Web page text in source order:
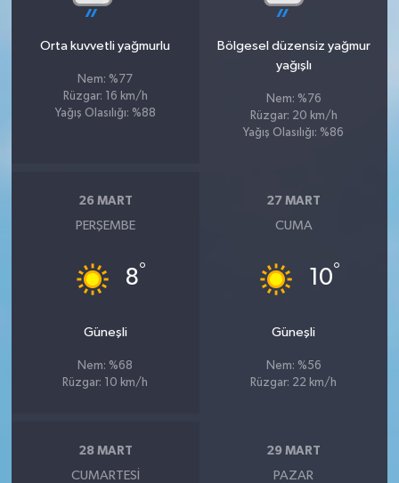
Orta kuvvetli yağmurlu
Nem: %77
Rüzgar: 16 km/h
Yağış Olasılığı: %88
Bölgesel düzensiz yağmur
yağışlı
Nem: %76
Rüzgar: 20 km/h
Yağış Olasılığı: %86
26 MART
PERŞEMBE
8°
Güneşli
Nem: %68
Rüzgar: 10 km/h
27 MART
CUMA
10°
Güneşli
Nem: %56
Rüzgar: 22 km/h
28 MART
CUMARTESI
29 MART
PAZAR